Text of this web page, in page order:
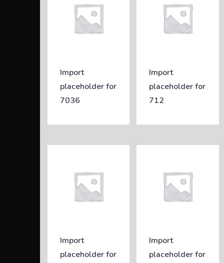
Import
placeholder for
7036
Import
placeholder for
712
Import
placeholder for
Import
placeholder for